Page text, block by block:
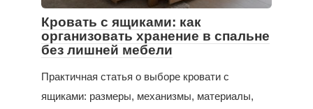
Кровать с ящиками: как
организовать хранение в спальне
без лишней мебели
Практичная статья о выборе кровати с
ящиками: размеры, механизмы, материалы,